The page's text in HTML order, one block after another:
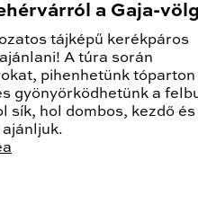
a Gaja-
tájképű kerékpáros
A túra során
pihenhetünk tóparton
gyönyörködhetünk a
sík, hol dombos, kezdő és